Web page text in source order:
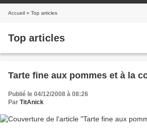
Accueil » Top articles
Top articles
Tarte fine aux pommes et à la
Publié le 04/12/2008 à 08:26
Par TitAnick